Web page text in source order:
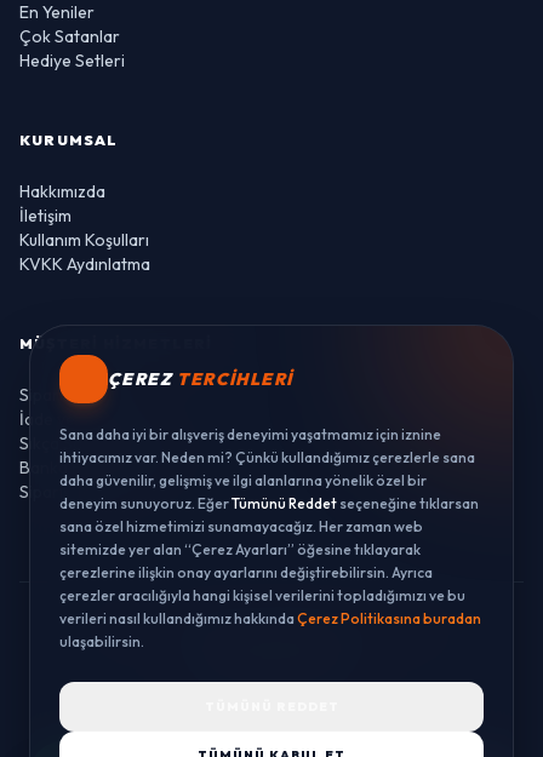
En Yeniler
Çok Satanlar
Hediye Setleri
KURUMSAL
Hakkımızda
İletişim
Kullanım Koşulları
KVKK Aydınlatma
MÜŞTERI HIZMETLERI
Sipariş Takibi
İade ve Değişim
Sıkça Sorulan Sorular
Banka Hesaplarımız
Sipariş Takibi
© 2026 LUSTWAY. TÜM HAKLARI SAKLIDIR.
ÇEREZ TERCIHLERI
Sana daha iyi bir alışveriş deneyimi yaşatmamız için iznine
ihtiyacımız var. Neden mi? Çünkü kullandığımız çerezlerle sana
daha güvenilir, gelişmiş ve ilgi alanlarına yönelik özel bir
deneyim sunuyoruz. EğerTümünü Reddet seçeneğine tıklarsan
sana özel hizmetimizi sunamayacağız. Her zaman web
sitemizde yer alan “Çerez Ayarları” öğesine tıklayarak
çerezlerine ilişkin onay ayarlarını değiştirebilirsin. Ayrıca
çerezler aracılığıyla hangi kişisel verilerini topladığımızı ve bu
verileri nasıl kullandığımız hakkındaÇerez Politikasına buradan
ulaşabilirsin.